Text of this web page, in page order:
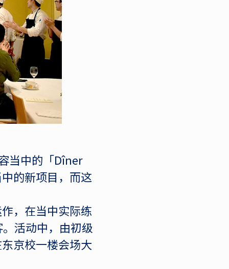
当中的「Dîner
的新项目，而这
，在当中实际练
活动中，由初级
京校一楼会场大